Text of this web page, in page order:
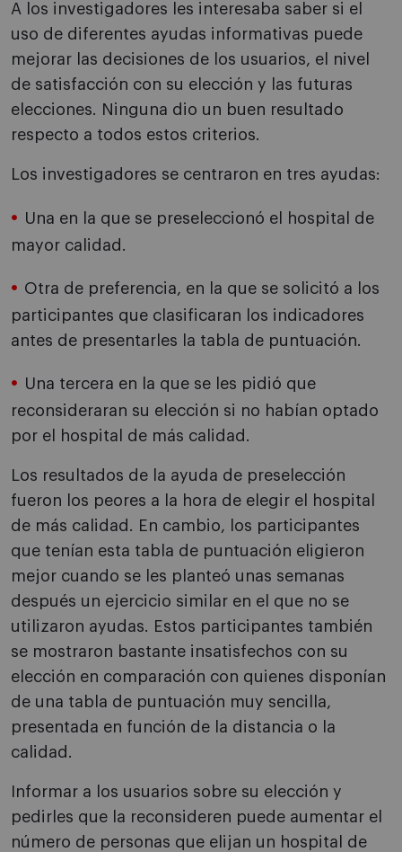
A los investigadores les interesaba saber si el
uso de diferentes ayudas informativas puede
mejorar las decisiones de los usuarios, el nivel
de satisfacción con su elección y las futuras
elecciones. Ninguna dio un buen resultado
respecto a todos estos criterios.
Los investigadores se centraron en tres ayudas:
Una en la que se preseleccionó el hospital de
mayor calidad.
Otra de preferencia, en la que se solicitó a los
participantes que clasificaran los indicadores
antes de presentarles la tabla de puntuación.
Una tercera en la que se les pidió que
reconsideraran su elección si no habían optado
por el hospital de más calidad.
Los resultados de la ayuda de preselección
fueron los peores a la hora de elegir el hospital
de más calidad. En cambio, los participantes
que tenían esta tabla de puntuación eligieron
mejor cuando se les planteó unas semanas
después un ejercicio similar en el que no se
utilizaron ayudas. Estos participantes también
se mostraron bastante insatisfechos con su
elección en comparación con quienes disponían
de una tabla de puntuación muy sencilla,
presentada en función de la distancia o la
calidad.
Informar a los usuarios sobre su elección y
pedirles que la reconsideren puede aumentar el
número de personas que elijan un hospital de